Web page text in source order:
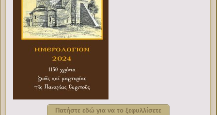
Πατήστε εδώ για να το ξεφυλλίσετε